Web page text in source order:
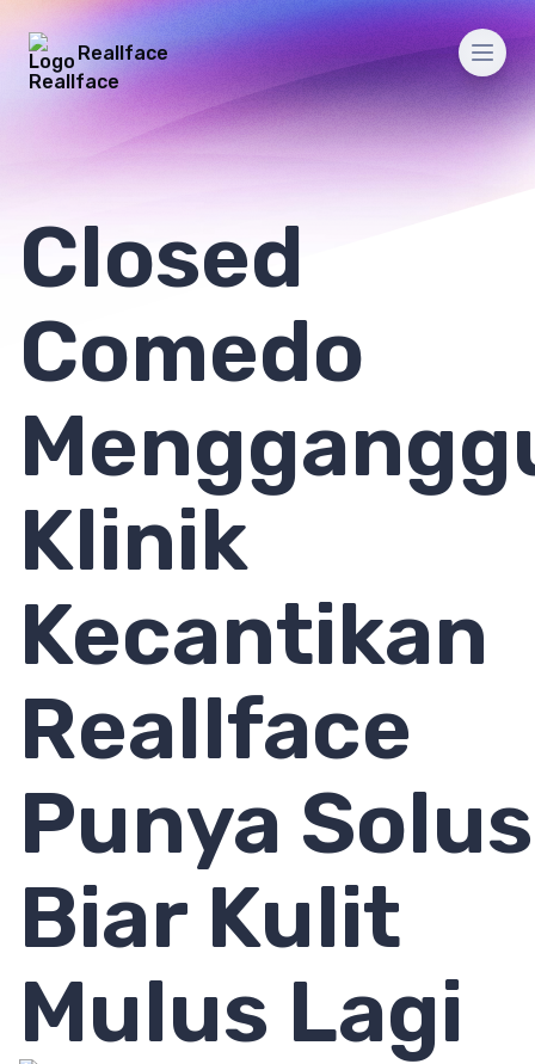
Reallface
Closed
Comedo
Klinik
Kecantikan
Reallface
Punya
Biar Kulit
Mulus Lagi